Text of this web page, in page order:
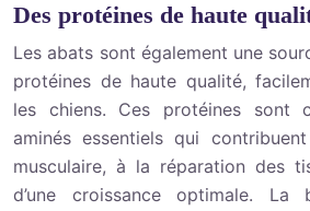
Des protéines de haute
Les abats sont également une
protéines de haute qualité,
les chiens. Ces protéines sont
aminés essentiels qui
musculaire, à la réparation des
d’une croissance optimale. La